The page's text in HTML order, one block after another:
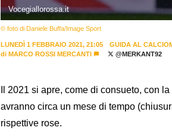
Vocegiallorossa.it
© foto di Daniele Buffa/Image Sport
LUNEDÌ 1 FEBBRAIO 2021, 21:05
GUIDA AL
di MARCO ROSSI MERCANTI @MERKANT92
Il 2021 si apre, come di consueto, con
avranno circa un mese di tempo
rispettive rose.